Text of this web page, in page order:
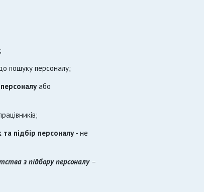
пошуку персоналу;
або
підбір персоналу- не
з підбору персоналу–